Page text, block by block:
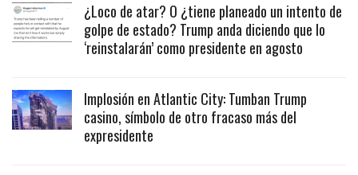
¿Loco de atar? O ¿tiene planeado un intento de
golpe de estado? Trump anda diciendo que lo
‘reinstalarán’ como presidente en agosto
Implosión en Atlantic City: Tumban Trump
casino, símbolo de otro fracaso más del
expresidente